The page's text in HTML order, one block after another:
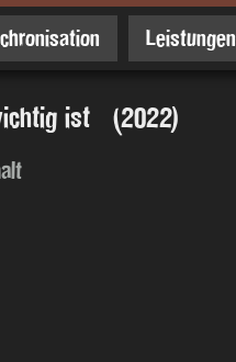
Leistungen
ist (2022)